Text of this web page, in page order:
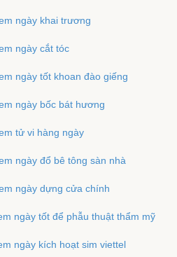
ngày khai trương
ngày cắt tóc
ngày tốt khoan đào giếng
ngày bốc bát hương
tử vi hàng ngày
ngày đổ bê tông sàn nhà
ngày dựng cửa chính
ngày tốt để phẫu thuật thẩm mỹ
ngày kích hoạt sim viettel